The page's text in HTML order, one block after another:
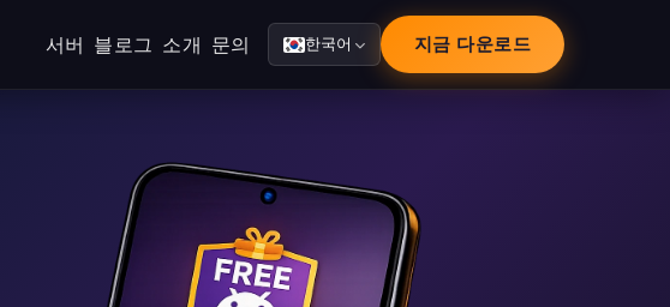
서버 블로그 소개 문의 한국어 지금 다운로드